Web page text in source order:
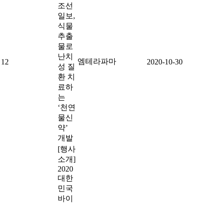
12
조선
일보,
식물
추출
물로
난치
성 질
환 치
료하
는
‘천연
물신
약’
개발
엠테라파마 2020-10-30
[행사
소개]
2020
대한
민국
바이